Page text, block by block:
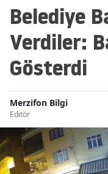
Belediye
Verdiler:
Gösterdi
Merzifon Bilgi
Editör